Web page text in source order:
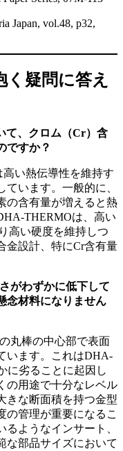
Japan, vol.48, p32,
疑問に答え
て、クロム（Cr）含
ですか？
い熱伝導性を維持す
います。一般的に、
の含有量が増えると熱
THERMOは、高い
高い硬度を維持しつ
金設計、特にCr含有量
がわずかに低下して
念材料になりません
丸棒の中心部で表面
います。これはDHA-
に劣ることに起因し
の用途で十分なレベル
きな断面積を持つ金型
の管理が重要になるこ
ようなインサート、
な部品サイズにおいて